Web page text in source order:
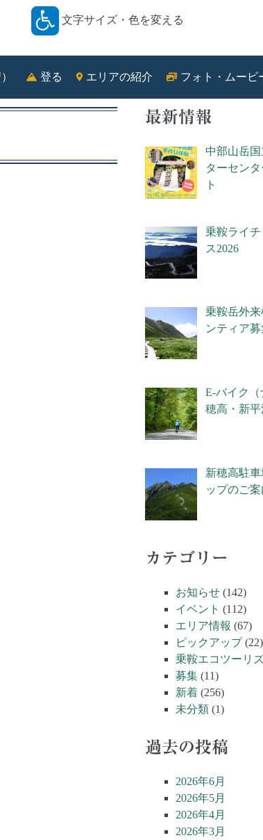
文字サイズ・色を変える
登る エリアの紹介 フォト・ムービ
最新情報
中部山岳
ターセン
ト
乗鞍ライ
ス2026
乗鞍岳外
ンティア
E-バイク
穂高・新平
新穂高駐
ップのご
カテゴリー
お知らせ (142)
イベント (112)
エリア情報 (67)
ピックアップ(22)
乗鞍エコツーリ
募集 (11)
新着 (256)
未分類 (1)
過去の投稿
2026年6月
2026年5月
2026年4月
2026年3月